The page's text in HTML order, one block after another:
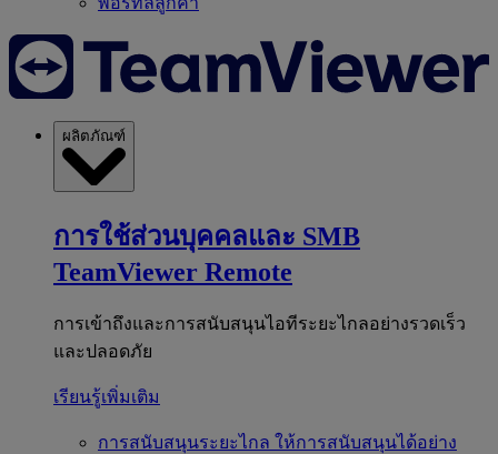
ผลิตภัณฑ์
การใช้ส่วนบุคคลและ SMB
TeamViewer Remote
การเข้าถึงและการสนับสนุนไอทีระยะไกลอย่างรวดเร็ว
และปลอดภัย
เรียนรู้เพิ่มเติม
การสนับสนุนระยะไกล ให้การสนับสนุนได้อย่าง